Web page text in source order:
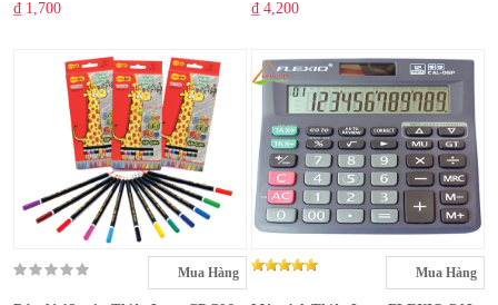
₫ 1,700 ₫ 4,200
Mua Hàng Mua Hàng